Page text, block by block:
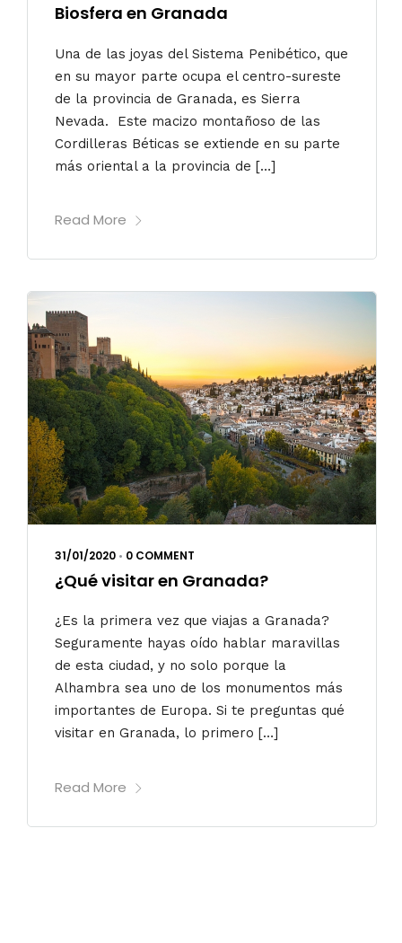
Biosfera en Granada
Una de las joyas del Sistema Penibético, que
en su mayor parte ocupa el centro-sureste
de la provincia de Granada, es Sierra
Nevada. Este macizo montañoso de las
Cordilleras Béticas se extiende en su parte
más oriental a la provincia de […]
Read More
31/01/2020 • 0 COMMENT
¿Qué visitar en Granada?
¿Es la primera vez que viajas a Granada?
Seguramente hayas oído hablar maravillas
de esta ciudad, y no solo porque la
Alhambra sea uno de los monumentos más
importantes de Europa. Si te preguntas qué
visitar en Granada, lo primero […]
Read More